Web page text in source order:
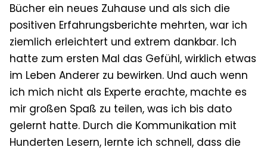
Bücher ein neues Zuhause und als sich die
positiven Erfahrungsberichte mehrten, war ich
ziemlich erleichtert und extrem dankbar. Ich
hatte zum ersten Mal das Gefühl, wirklich etwas
im Leben Anderer zu bewirken. Und auch wenn
ich mich nicht als Experte erachte, machte es
mir großen Spaß zu teilen, was ich bis dato
gelernt hatte. Durch die Kommunikation mit
Hunderten Lesern, lernte ich schnell, dass die